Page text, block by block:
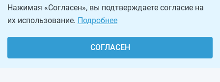
Нажимая «Согласен», вы подтверждаете согласие на
их использование. Подробнее
СОГЛАСЕН